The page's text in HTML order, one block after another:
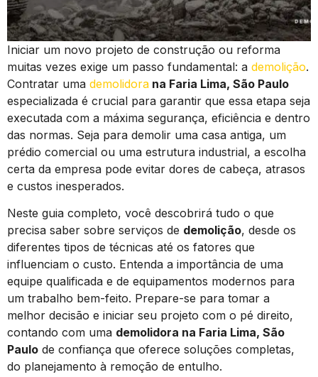
Iniciar um novo projeto de construção ou reforma
muitas vezes exige um passo fundamental: a demolição.
Contratar uma demolidora na Faria Lima, São Paulo
especializada é crucial para garantir que essa etapa seja
executada com a máxima segurança, eficiência e dentro
das normas. Seja para demolir uma casa antiga, um
prédio comercial ou uma estrutura industrial, a escolha
certa da empresa pode evitar dores de cabeça, atrasos
e custos inesperados.
Neste guia completo, você descobrirá tudo o que
precisa saber sobre serviços de demolição, desde os
diferentes tipos de técnicas até os fatores que
influenciam o custo. Entenda a importância de uma
equipe qualificada e de equipamentos modernos para
um trabalho bem-feito. Prepare-se para tomar a
melhor decisão e iniciar seu projeto com o pé direito,
contando com uma demolidora na Faria Lima, São
Paulo de confiança que oferece soluções completas,
do planejamento à remoção de entulho.